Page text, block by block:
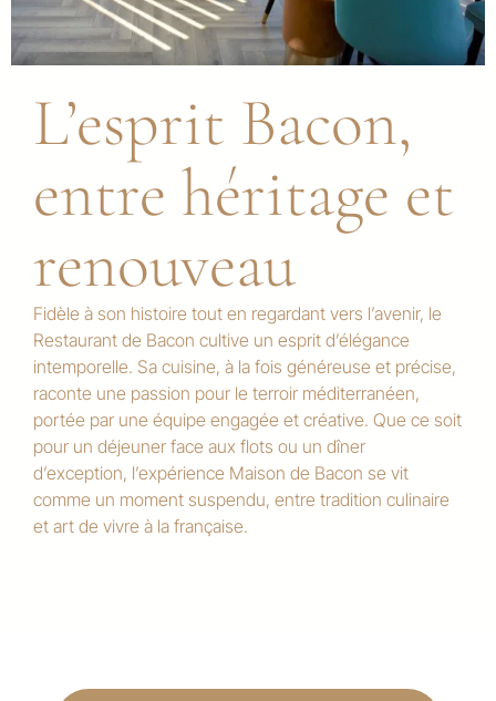
L’esprit Bacon,
entre héritage et
renouveau
Fidèle à son histoire tout en regardant vers l’avenir, le
Restaurant de Bacon cultive un esprit d’élégance
intemporelle. Sa cuisine, à la fois généreuse et précise,
raconte une passion pour le terroir méditerranéen,
portée par une équipe engagée et créative. Que ce soit
pour un déjeuner face aux flots ou un dîner
d’exception, l’expérience Maison de Bacon se vit
comme un moment suspendu, entre tradition culinaire
et art de vivre à la française.